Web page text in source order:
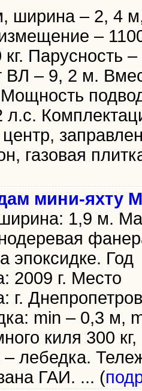
ширина – 2, 4
– 1100
Парусность
ВЛ – 9, 2 м.
л.с.
газовая
мини-яхту
1,9 м.
эпоксидке. Год
2009 г. Место
г.
min – 0,3 м,
киля 300
лебедка.
ГАИ. ... (